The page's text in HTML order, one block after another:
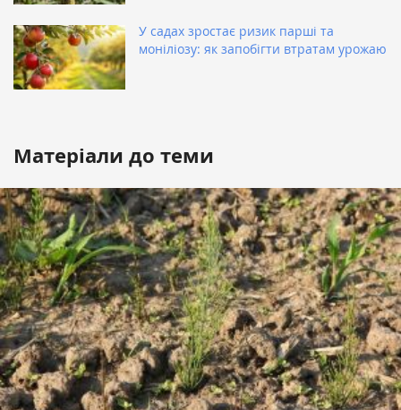
У садах зростає ризик парші та
моніліозу: як запобігти втратам урожаю
Матеріали до теми